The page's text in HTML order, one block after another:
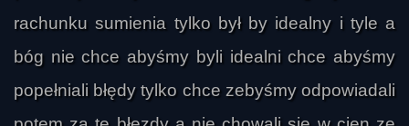
rachunku sumienia tylko był by idealny i tyle a
bóg nie chce abyśmy byli idealni chce abyśmy
popełniali błędy tylko chce zebyśmy odpowiadali